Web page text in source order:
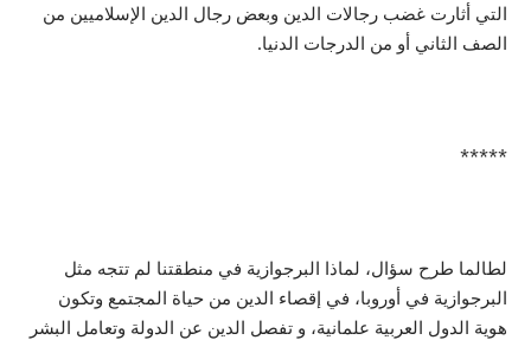
التي أثارت غضب رجالات الدين وبعض رجال الدين الإسلاميين من
الصف الثاني أو من الدرجات الدنيا.
*****
لطالما طرح سؤال، لماذا البرجوازية في منطقتنا لم تتجه مثل
البرجوازية في أوروبا، في إقصاء الدين من حياة المجتمع وتكون
هوية الدول العربية علمانية، و تفصل الدين عن الدولة وتعامل البشر